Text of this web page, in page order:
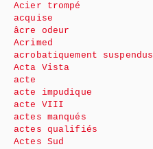
Acier trompé
acquise
âcre odeur
Acrimed
acrobatiquement suspendus
Acta Vista
acte
acte impudique
acte VIII
actes manqués
actes qualifiés
Actes Sud